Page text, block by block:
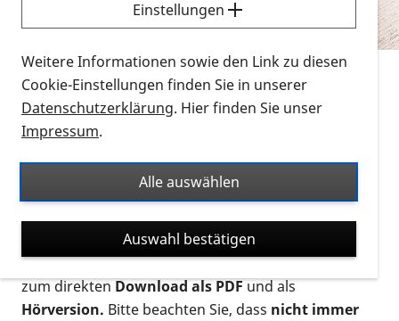
suchen und dieses bestellen bzw. herunterladen
können? Schauen Sie sich dieErklärvideos zum
Thema Infomaterial auf der PRO RETINA-Website
für blinde und sehbehinderte Menschen an.
Auf dieser Seite finden Sie sämtliches Infomaterial
Ort. Nutzen Sie den Formatfilter, um ausschließlich
nach Flyern und Broschüren, Audios oder Videos zu
suchen. Die meisten Flyer und Broschüren werden in
verschiedenen Formaten angeboten: zur
postalischen Bestellung als gedruckte Variante
zum direktenDownload als PDFund als
Hörversion. Bitte beachten Sie, dass nicht immer
Einstellungen
Weitere Informationen sowie den Link zu diesen
Cookie-Einstellungen finden Sie in unserer
Datenschutzerklärung. Hier finden Sie unser
Impressum.
Alle auswählen
Auswahl bestätigen